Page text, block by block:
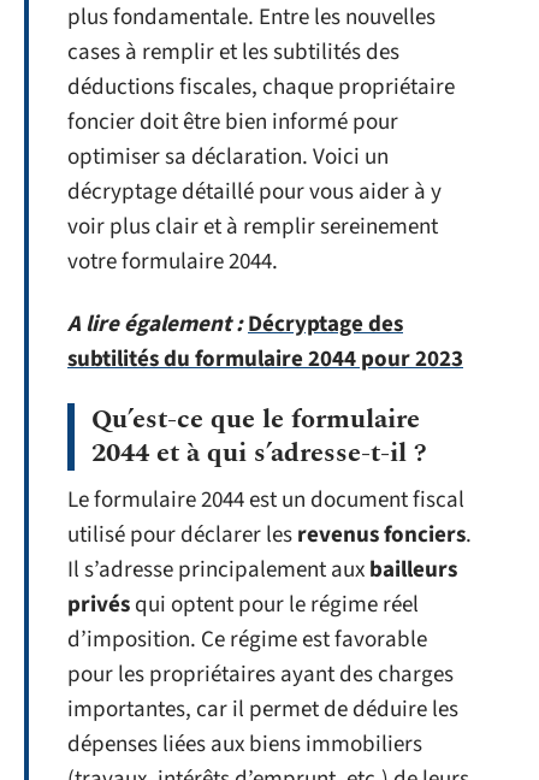
plus fondamentale. Entre les nouvelles
cases à remplir et les subtilités des
déductions fiscales, chaque propriétaire
foncier doit être bien informé pour
optimiser sa déclaration. Voici un
décryptage détaillé pour vous aider à y
voir plus clair et à remplir sereinement
votre formulaire 2044.
A lire également :Décryptage des
subtilités du formulaire 2044 pour 2023
Qu’est-ce que le formulaire
2044 et à qui s’adresse-t-il ?
Le formulaire 2044 est un document fiscal
utilisé pour déclarer lesrevenus fonciers.
Il s’adresse principalement auxbailleurs
privésqui optent pour le régime réel
d’imposition. Ce régime est favorable
pour les propriétaires ayant des charges
importantes, car il permet de déduire les
dépenses liées aux biens immobiliers